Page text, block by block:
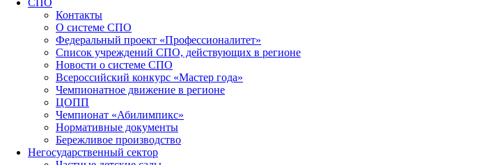
Контакты
О системе СПО
Федеральный проект «Профессионалитет»
Список учреждений СПО, действующих в регионе
Новости о системе СПО
Всероссийский конкурс «Мастер года»
Чемпионатное движение в регионе
ЦОПП
Чемпионат «Абилимпикс»
Нормативные документы
Бережливое производство
Негосударственный сектор